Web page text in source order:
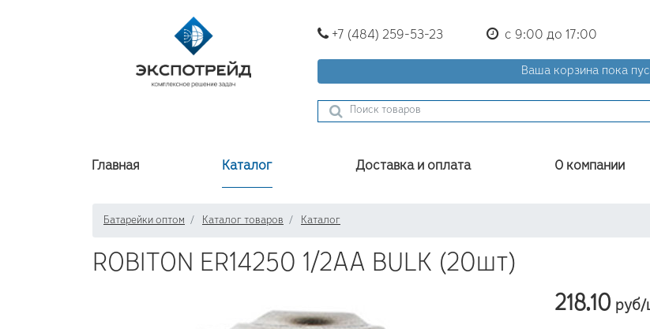
+7 (484) 259-53-23 с 9:00 до 17:00
Ваша корзина пока
Главная Каталог Доставка и оплата О компании
Батарейки оптом Каталог товаров Каталог
ROBITON ER14250 1/2AA BULK (20шт)
218.10 руб/